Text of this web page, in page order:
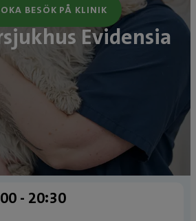
Evidensia
BESÖK PÅ KLINIK
­- 20:30